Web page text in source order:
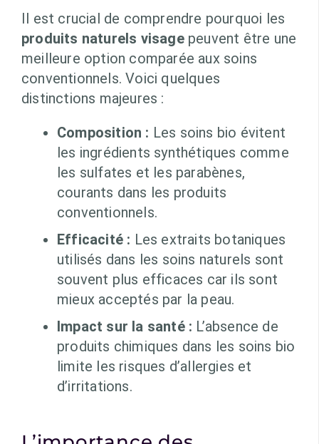
Il est crucial de comprendre pourquoi les
produits naturels visagepeuvent être une
meilleure option comparée aux soins
conventionnels. Voici quelques
distinctions majeures :
Composition : Les soins bio évitent
les ingrédients synthétiques comme
les sulfates et les parabènes,
courants dans les produits
conventionnels.
Efficacité : Les extraits botaniques
utilisés dans les soins naturels sont
souvent plus efficaces car ils sont
mieux acceptés par la peau.
Impact sur la santé : L’absence de
produits chimiques dans les soins bio
limite les risques d’allergies et
d’irritations.